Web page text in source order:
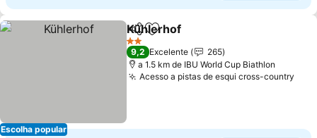
Escolha popular
PartilharAdicionar aos favoritos
Kühlerhof
2 Estrelas
9,2 Excelente
265
a 1.5 km de IBU World Cup Biathlon
Acesso a pistas de esqui cross-country